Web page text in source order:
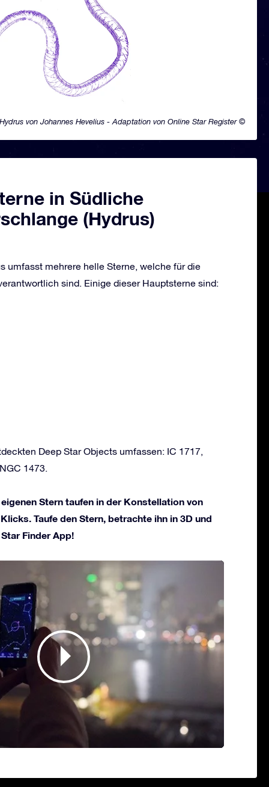
Hydrus von Johannes Hevelius - Adaptation von Online Star Register ©
in Südliche
(Hydrus)
umfasst mehrere helle Sterne, welche für die
sind. Einige dieser Hauptsterne sind:
Deep Star Objects umfassen: IC 1717,
1473.
Stern taufen in der Konstellation von
Taufe den Stern, betrachte ihn in 3D und
Finder App!